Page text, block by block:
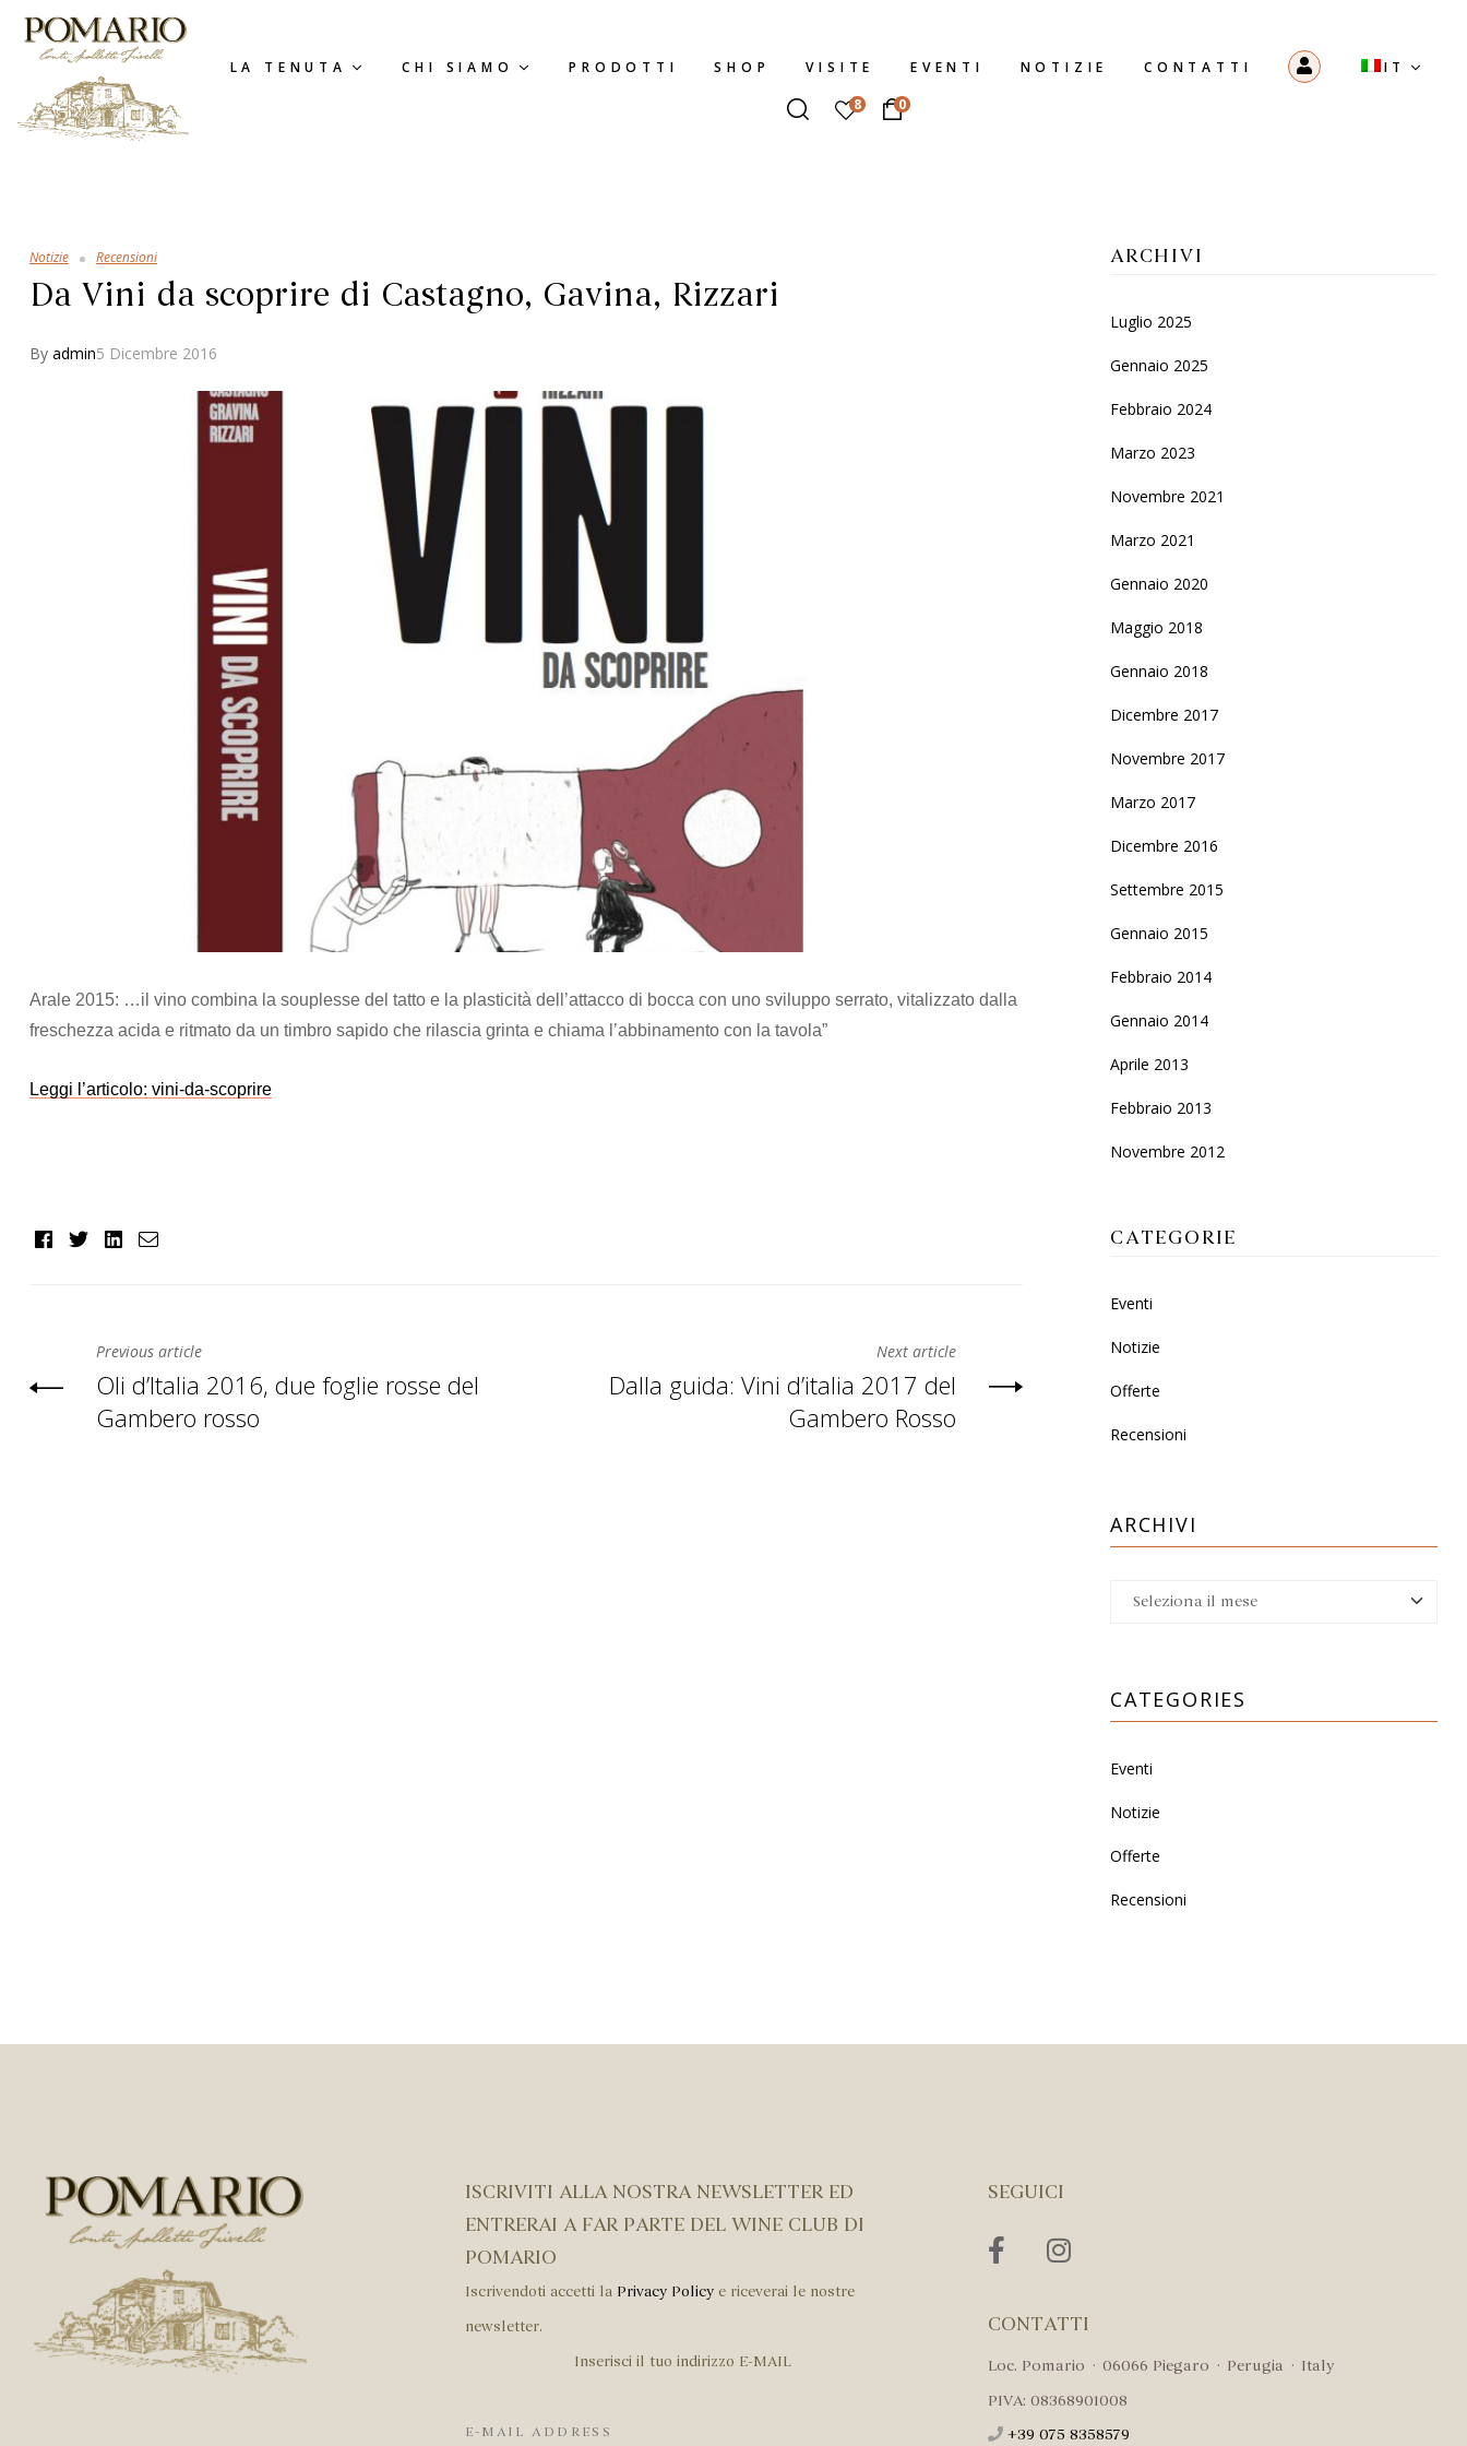
LA TENUTA CHI SIAMO PRODOTTI SHOP VISITE EVENTI NOTIZIE
CONTATTI
8
0
Notizie Recensioni
Da Vini da scoprire di Castagno, Gavina, Rizzari
By admin5 Dicembre 2016
Arale 2015: …il vino combina la souplesse del tatto e la plasticità dell’attacco di bocca con uno sviluppo serrato, vitalizzato dalla
freschezza acida e ritmato da un timbro sapido che rilascia grinta e chiama l’abbinamento con la tavola”
Leggi l’articolo: vini-da-scoprire
Facebook
TwitterLinkedin
Email
Previous article
Oli d’Italia 2016, due foglie rosse del
Gambero rosso
Next article
Dalla guida: Vini d’italia 2017 del
Gambero Rosso
ARCHIVI
Luglio 2025
Gennaio 2025
Febbraio 2024
Marzo 2023
Novembre 2021
Marzo 2021
Gennaio 2020
Maggio 2018
Gennaio 2018
Dicembre 2017
Novembre 2017
Marzo 2017
Dicembre 2016
Settembre 2015
Gennaio 2015
Febbraio 2014
Gennaio 2014
Aprile 2013
Febbraio 2013
Novembre 2012
CATEGORIE
Eventi
Notizie
Offerte
Recensioni
ARCHIVI
CATEGORIES
Eventi
Notizie
Offerte
Recensioni
ISCRIVITI ALLA NOSTRA NEWSLETTER ED
ENTRERAI A FAR PARTE DEL WINE CLUB DI
POMARIO
Iscrivendoti accetti la Privacy Policye riceverai le nostre
newsletter.
Inserisci il tuo indirizzo E-MAIL
SEGUICI
CONTATTI
Loc. Pomario · 06066 Piegaro · Perugia · Italy
PIVA: 08368901008
+39 075 8358579